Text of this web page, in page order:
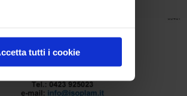
tutti i cookie